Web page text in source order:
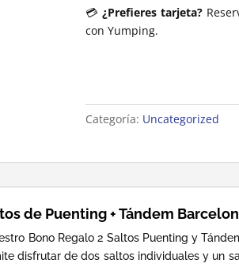
💳 ¿Prefieres tarjeta?
con Yumping.
Categoría: Uncategorized
de Puenting + Tándem
Bono Regalo 2 Saltos Puenting y
disfrutar de dos saltos individuales y un